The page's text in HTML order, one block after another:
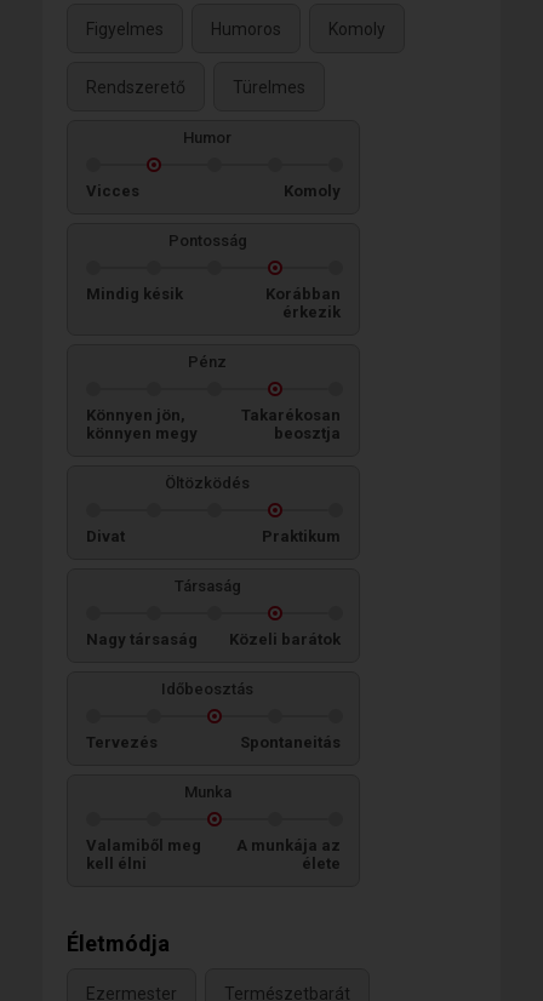
Figyelmes Humoros Komoly
Rendszerető Türelmes
Humor
Vicces Komoly
Pontosság
Mindig késik
Korábban
érkezik
Pénz
Könnyen jön,
könnyen megy
Takarékosan
beosztja
Öltözködés
Divat Praktikum
Társaság
Nagy társaság Közeli barátok
Időbeosztás
Tervezés Spontaneitás
Munka
Valamiből meg
kell élni
A munkája az
élete
Életmódja
Ezermester Természetbarát